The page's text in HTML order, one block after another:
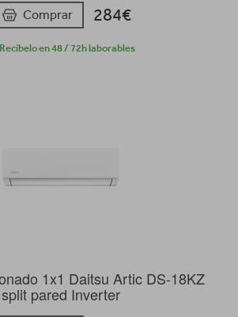
Comprar 284€
en 48 / 72h laborables
1x1 Daitsu Artic DS-18KZ
split pared Inverter